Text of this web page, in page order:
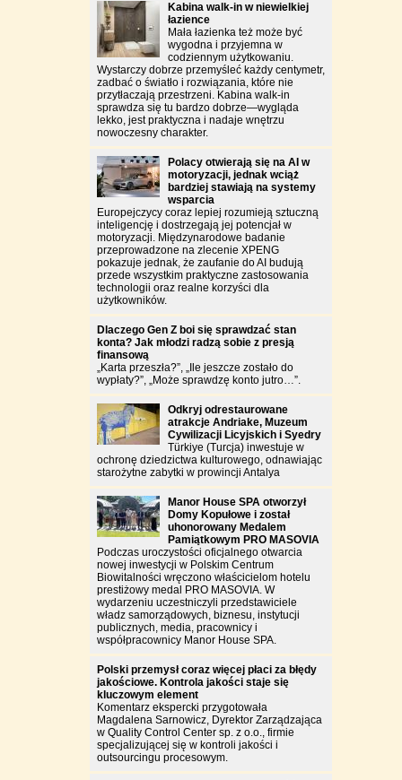
Kabina walk-in w niewielkiej
łazience
Mała łazienka też może być
wygodna i przyjemna w
codziennym użytkowaniu.
Wystarczy dobrze przemyśleć każdy centymetr,
zadbać o światło i rozwiązania, które nie
przytłaczają przestrzeni. Kabina walk-in
sprawdza się tu bardzo dobrze—wygląda
lekko, jest praktyczna i nadaje wnętrzu
nowoczesny charakter.
Polacy otwierają się na AI w
motoryzacji, jednak wciąż
bardziej stawiają na systemy
wsparcia
Europejczycy coraz lepiej rozumieją sztuczną
inteligencję i dostrzegają jej potencjał w
motoryzacji. Międzynarodowe badanie
przeprowadzone na zlecenie XPENG
pokazuje jednak, że zaufanie do AI budują
przede wszystkim praktyczne zastosowania
technologii oraz realne korzyści dla
użytkowników.
Dlaczego Gen Z boi się sprawdzać stan
konta? Jak młodzi radzą sobie z presją
finansową
„Karta przeszła?”, „Ile jeszcze zostało do
wypłaty?”, „Może sprawdzę konto jutro…”.
Odkryj odrestaurowane
atrakcje Andriake, Muzeum
Cywilizacji Licyjskich i Syedry
Türkiye (Turcja) inwestuje w
ochronę dziedzictwa kulturowego, odnawiając
starożytne zabytki w prowincji Antalya
Manor House SPA otworzył
Domy Kopułowe i został
uhonorowany Medalem
Pamiątkowym PRO MASOVIA
Podczas uroczystości oficjalnego otwarcia
nowej inwestycji w Polskim Centrum
Biowitalności wręczono właścicielom hotelu
prestiżowy medal PRO MASOVIA. W
wydarzeniu uczestniczyli przedstawiciele
władz samorządowych, biznesu, instytucji
publicznych, media, pracownicy i
współpracownicy Manor House SPA.
Polski przemysł coraz więcej płaci za błędy
jakościowe. Kontrola jakości staje się
kluczowym element
Komentarz ekspercki przygotowała
Magdalena Sarnowicz, Dyrektor Zarządzająca
w Quality Control Center sp. z o.o., firmie
specjalizującej się w kontroli jakości i
outsourcingu procesowym.